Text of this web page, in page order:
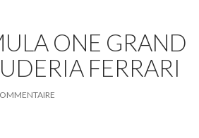
ONE GRAND
FERRARI